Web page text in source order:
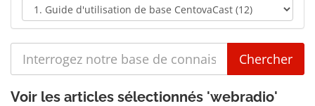
Voir les articles sélectionnés 'webradio'